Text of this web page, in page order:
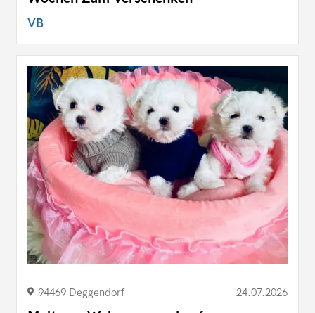
VB
94469 Deggendorf 24.07.2026